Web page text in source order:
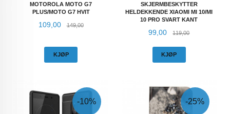
MOTOROLA MOTO G7
PLUS/MOTO G7 HVIT
Tilbud
109,00 149,00Rabatt
KJØP
SKJERMBESKYTTER
HELDEKKENDE XIAOMI MI 10/MI
10 PRO SVART KANT
Tilbud
99,00 119,00Rabatt
KJØP
-10% -25%